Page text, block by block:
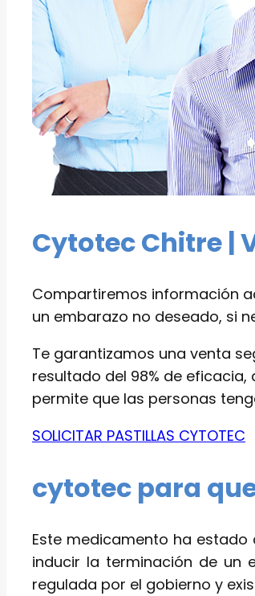
Cytotec Chitre |
Compartiremos información
un embarazo no deseado, si
Te garantizamos una venta
resultado del 98% de
permite que las personas
SOLICITAR PASTILLAS CYTOTEC
cytotec para
Este medicamento ha
inducir la terminación de un
regulada por el gobierno y